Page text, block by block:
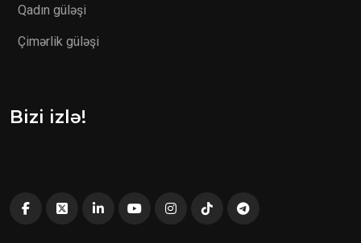
Qadın güləşi
Çimərlik güləşi
Bizi izlə!